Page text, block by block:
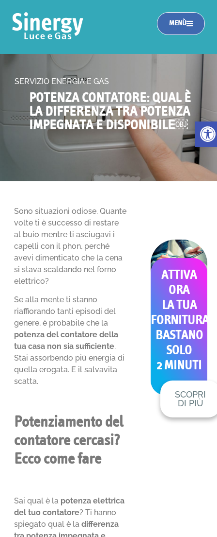
Apri
MENÙ
SERVIZIO ENERGIA E GAS
POTENZA CONTATORE: QUAL È
LA DIFFERENZA TRA POTENZA
IMPEGNATA E DISPONIBILE￼
Sono situazioni odiose. Quante
volte ti è successo di restare
al buio mentre ti asciugavi i
capelli con il phon, perché
avevi dimenticato che la cena
si stava scaldando nel forno
elettrico?
Se alla mente ti stanno
riaffiorando tanti episodi del
genere, è probabile che la
potenza del contatore della
tua casa non sia sufficiente.
Stai assorbendo più energia di
quella erogata. E il salvavita
scatta.
Potenziamento del
contatore cercasi?
Ecco come fare
Sai qual è la potenza elettrica
del tuo contatore? Ti hanno
spiegato qual è ladifferenza
ATTIVA
ORA
LA TUA
FORNITURA
BASTANO
SOLO
2 MINUTI
SCOPRI
DI PIÙ